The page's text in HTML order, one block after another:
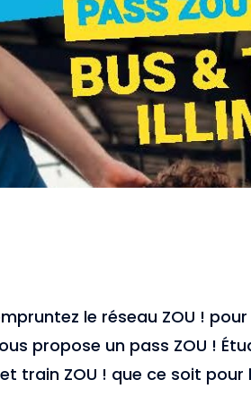
le réseau ZOU !
propose un pass ZOU !
train ZOU ! que ce soit